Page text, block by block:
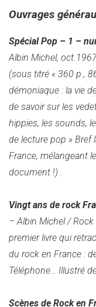
Ouvrages
Spécial Pop – 1 –
Albin Michel,
(sous titré « 360 p.,
démoniaque : la vie
de savoir sur les
hippies, les sounds,
de lecture pop » Bref
France, mélangeant
document !) .
Vingt ans de rock
– Albin Michel /
premier livre qui
du rock en France :
Téléphone… Illustré
Scènes de Rock en